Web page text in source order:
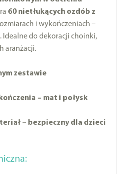
60 nietłukących ozdób z
i wykończeniach –
Idealne do dekoracji choinki,
aranżacji.
zestawie
– mat i połysk
– bezpieczny dla dzieci